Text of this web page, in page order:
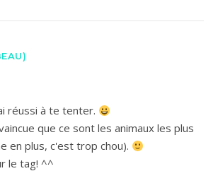
réussi à te tenter.
que ce sont les animaux les plus
en plus, c'est trop chou).
le tag! ^^